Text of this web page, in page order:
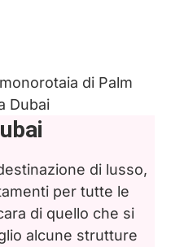
di Palm
Dubai
di lusso,
per tutte le
di quello che si
alcune strutture